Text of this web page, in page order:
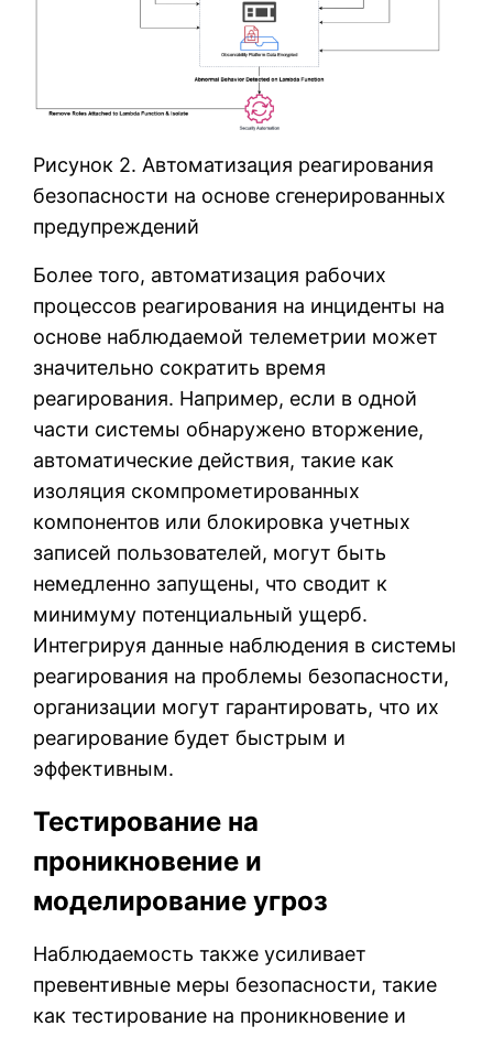
Рисунок 2. Автоматизация реагирования
безопасности на основе сгенерированных
предупреждений
Более того, автоматизация рабочих
процессов реагирования на инциденты на
основе наблюдаемой телеметрии может
значительно сократить время
реагирования. Например, если в одной
части системы обнаружено вторжение,
автоматические действия, такие как
изоляция скомпрометированных
компонентов или блокировка учетных
записей пользователей, могут быть
немедленно запущены, что сводит к
минимуму потенциальный ущерб.
Интегрируя данные наблюдения в системы
реагирования на проблемы безопасности,
организации могут гарантировать, что их
реагирование будет быстрым и
эффективным.
Тестирование на
проникновение и
моделирование угроз
Наблюдаемость также усиливает
превентивные меры безопасности, такие
как тестирование на проникновение и